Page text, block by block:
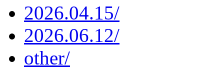
2026.04.15/
2026.06.12/
other/